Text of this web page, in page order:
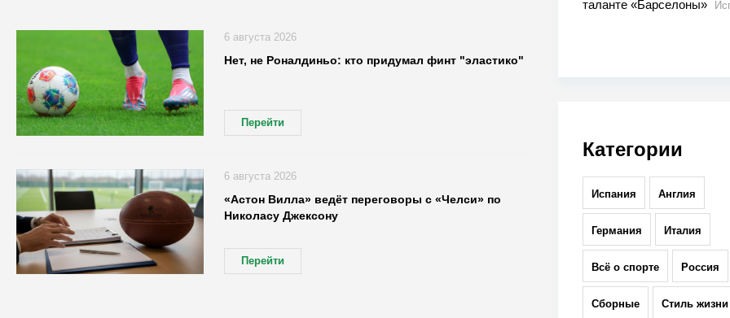
таланте «Барселоны»
Категории
Испания Англия
Германия Италия
Всё о спорте Россия
Сборные Стиль жизни
Нет, не Роналдиньо: кто придумал финт "эластико"
Перейти
6 августа 2026
«Астон Вилла» ведёт переговоры с «Челси» по
Николасу Джексону
Перейти
6 августа 2026